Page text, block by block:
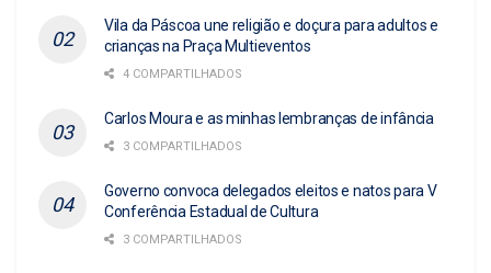
Vila da Páscoa une religião e doçura para adultos e
crianças na Praça Multieventos
4 COMPARTILHADOS
Carlos Moura e as minhas lembranças de infância
3 COMPARTILHADOS
Governo convoca delegados eleitos e natos para V
Conferência Estadual de Cultura
3 COMPARTILHADOS